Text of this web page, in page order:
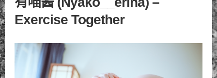
Exercise Together